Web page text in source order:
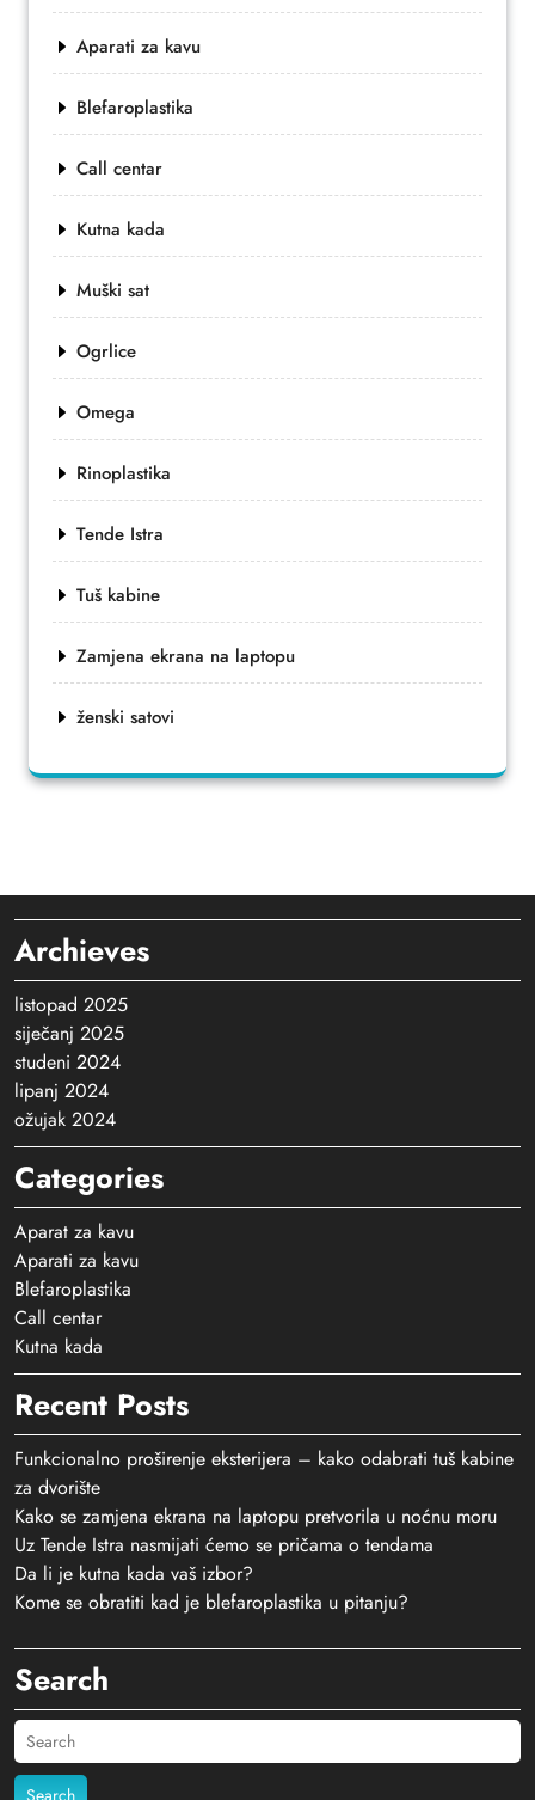
Aparati za kavu
Blefaroplastika
Call centar
Kutna kada
Muški sat
Ogrlice
Omega
Rinoplastika
Tende Istra
Tuš kabine
Zamjena ekrana na laptopu
ženski satovi
Archieves
listopad 2025
siječanj 2025
studeni 2024
lipanj 2024
ožujak 2024
Categories
Aparat za kavu
Aparati za kavu
Blefaroplastika
Call centar
Kutna kada
Recent Posts
Funkcionalno proširenje eksterijera – kako odabrati tuš kabine
za dvorište
Kako se zamjena ekrana na laptopu pretvorila u noćnu moru
Uz Tende Istra nasmijati ćemo se pričama o tendama
Da li je kutna kada vaš izbor?
Kome se obratiti kad je blefaroplastika u pitanju?
Search
Search